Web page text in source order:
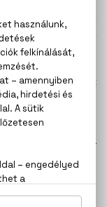
1966-ban
vezette saját
is akár 30 évet
közül az egyik
A karcsú üveg az
egykor Arden
tubarózsa,
illatával vonja a
és a sáfrány